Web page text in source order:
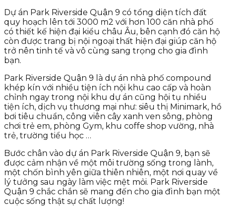
Dự án Park Riverside Quận 9 có tổng diện tích đất
quy hoạch lên tới 3000 m2 với hơn 100 căn nhà phố
có thiết kế hiện đại kiểu châu Âu, bên cạnh đó căn hộ
còn được trang bị nội ngoại thất hiện đại giúp căn hộ
trở nên tinh tế và vô cùng sang trọng cho gia đình
bạn.
Park Riverside Quận 9 là dự án nhà phố compound
khép kín với nhiều tiện ích nội khu cao cấp và hoàn
chỉnh ngay trong nội khu dự án cũng hội tụ nhiều
tiện ích, dịch vụ thương mại như: siêu thị Minimark, hồ
bơi tiêu chuẩn, công viên cây xanh ven sông, phòng
chơi trẻ em, phòng Gym, khu coffe shop vường, nhà
trẻ, trường tiểu học …
Bước chân vào dự án Park Riverside Quận 9, bạn sẽ
được cảm nhận về một môi trường sống trong lành,
một chốn bình yên giữa thiên nhiên, một nơi quay về
lý tưởng sau ngày làm việc mệt mỏi. Park Riverside
Quận 9 chắc chắn sẽ mang đến cho gia đình bạn một
cuộc sống thật sự chất lượng!